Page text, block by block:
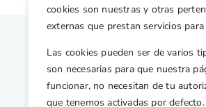
cookies son nuestras y otras
externas que prestan servicios
Las cookies pueden ser de varios
son necesarias para que nuestra
funcionar, no necesitan de tu
que tenemos activadas por defecto.